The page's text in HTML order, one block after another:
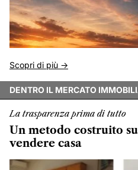
Scopri di più ->
DENTRO IL MERCATO
La trasparenza prima di tutto
Un metodo costruito
vendere casa